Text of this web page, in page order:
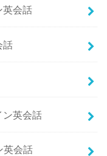
英会話
話
ン英会話
英会話